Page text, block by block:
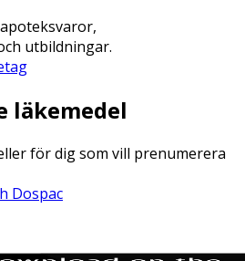
utbildningar.
läkemedel
för dig som vill prenumerera
Dospac